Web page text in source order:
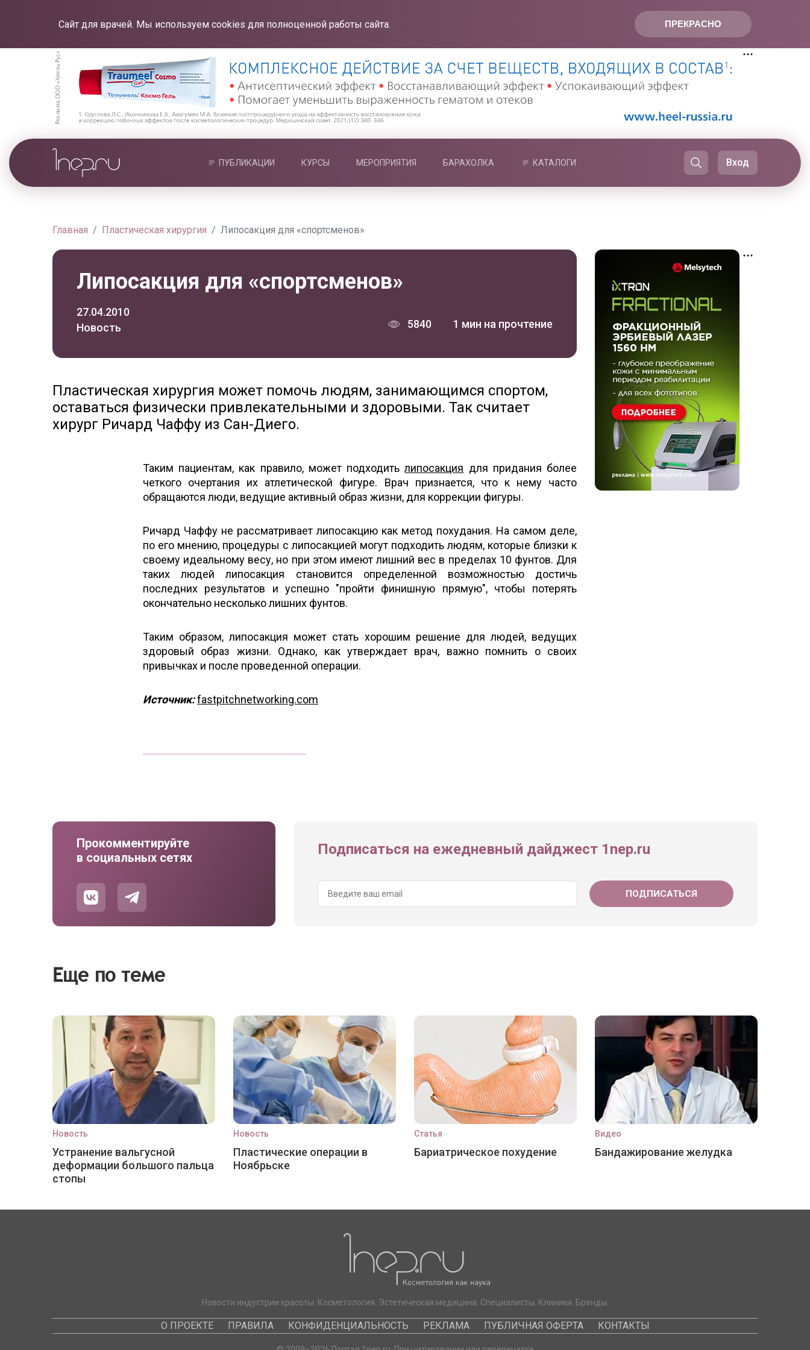
ПРЕКРАСНО
Сайт для врачей. Мы используем cookies для полноценной работы сайта.
ПУБЛИКАЦИИ КУРСЫ МЕРОПРИЯТИЯ БАРАХОЛКА КАТАЛОГИ Вход
Главная Пластическая хирургия Липосакция для «спортсменов»
Липосакция для «спортсменов»
27.04.2010
Новость
5840 1 мин на прочтение
Пластическая хирургия может помочь людям, занимающимся спортом,
оставаться физически привлекательными и здоровыми. Так считает
хирург Ричард Чаффу из Сан-Диего.
Таким пациентам, как правило, может подходитьлипосакция для придания более
четкого очертания их атлетической фигуре. Врач признается, что к нему часто
обращаются люди, ведущие активный образ жизни, для коррекции фигуры.
Ричард Чаффу не рассматривает липосакцию как метод похудания. На самом деле,
по его мнению, процедуры с липосакцией могут подходить людям, которые близки к
своему идеальному весу, но при этом имеют лишний вес в пределах 10 фунтов. Для
таких людей липосакция становится определенной возможностью достичь
последних результатов и успешно "пройти финишную прямую", чтобы потерять
окончательно несколько лишних фунтов.
Таким образом, липосакция может стать хорошим решение для людей, ведущих
здоровый образ жизни. Однако, как утверждает врач, важно помнить о своих
привычках и после проведенной операции.
Источник:fastpitchnetworking.com
Прокомментируйте
в социальных сетях
Подписаться на ежедневный дайджест 1nep.ru
Еще по теме
Новость
Устранение вальгусной
деформации большого пальца
стопы
Новость
Пластические операции в
Ноябрьске
Статья
Бариатрическое похудение
Видео
Бандажирование желудка
Новости индустрии красоты. Косметология. Эстетическая медицина. Специалисты. Клиники. Бренды.
О ПРОЕКТЕ ПРАВИЛА КОНФИДЕНЦИАЛЬНОСТЬ РЕКЛАМА ПУБЛИЧНАЯ ОФЕРТА КОНТАКТЫ